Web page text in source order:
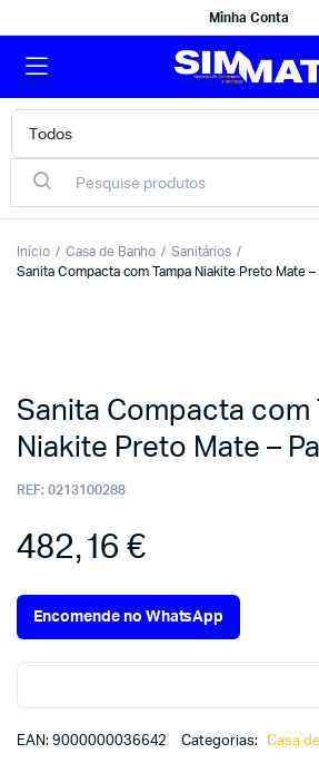
Minha Conta
Início Casa de Banho
Sanitários
Sanita Compacta com Tampa Niakite Preto Mate –
Sanita Compacta com
Niakite Preto Mate –
REF: 0213100288
482,16€
Encomende no WhatsApp
EAN: 9000000036642 Categorias: Casa